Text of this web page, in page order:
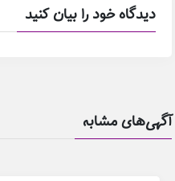
دیدگاه خود را بیان کنید
آگهی‌های مشابه